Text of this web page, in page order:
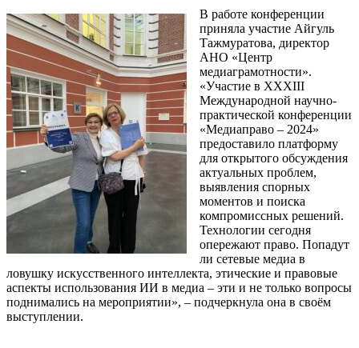
В работе конференции
приняла участие Айгуль
Тажмуратова, директор
АНО «Центр
медиаграмотности».
«Участие в XXXIII
Международной научно-
практической конференции
«Медиаправо – 2024»
предоставило платформу
для открытого обсуждения
актуальных проблем,
выявления спорных
моментов и поиска
компромиссных решений.
Технологии сегодня
опережают право. Попадут
ли сетевые медиа в
ловушку искусственного интеллекта, этические и правовые
аспекты использования ИИ в медиа – эти и не только вопросы
поднимались на мероприятии», – подчеркнула она в своём
выступлении.